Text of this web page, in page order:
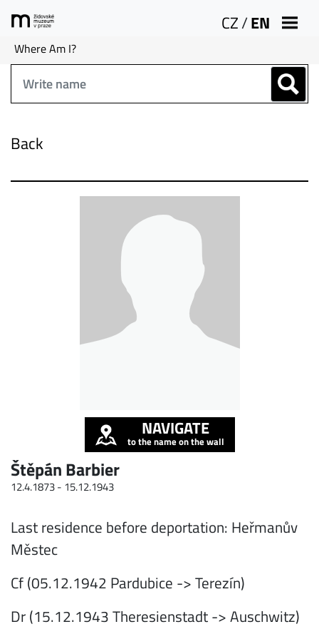
CZ/EN
Where Am I?
Back
NAVIGATE
to the name on the wall
Štěpán Barbier
12.4.1873 - 15.12.1943
Last residence before deportation: Heřmanův
Městec
Cf (05.12.1942 Pardubice -> Terezín)
Dr (15.12.1943 Theresienstadt -> Auschwitz)